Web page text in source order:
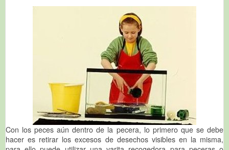
Con los peces aún dentro de la pecera, lo primero que se debe
hacer es retirar los excesos de desechos visibles en la misma,